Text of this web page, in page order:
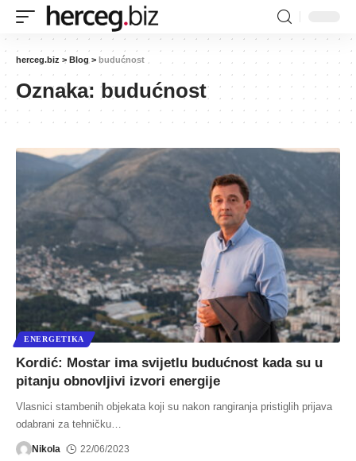
herceg.biz > Blog > budućnost
Oznaka:budućnost
ENERGETIKA
Kordić: Mostar ima svijetlu budućnost kada su u
pitanju obnovljivi izvori energije
Vlasnici stambenih objekata koji su nakon rangiranja pristiglih prijava
odabrani za tehničku
Nikola 22/06/2023